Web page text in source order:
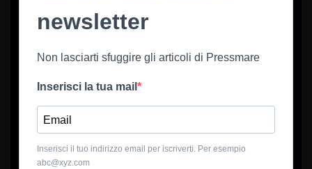
newsletter
Non lasciarti sfuggire gli articoli di Pressmare
Inserisci la tua mail
Inserisci il tuo indirizzo email per iscriverti. Per esempio
abc@xyz.com